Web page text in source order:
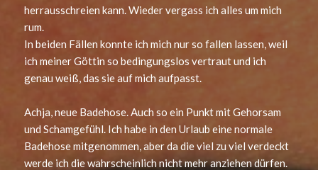
herrausschreien kann. Wieder vergass ich alles um mich
rum.
In beiden Fällen konnte ich mich nur so fallen lassen, weil
ich meiner Göttin so bedingungslos vertraut und ich
genau weiß, das sie auf mich aufpasst.
Achja, neue Badehose. Auch so ein Punkt mit Gehorsam
und Schamgefühl. Ich habe in den Urlaub eine normale
Badehose mitgenommen, aber da die viel zu viel verdeckt
werde ich die wahrscheinlich nicht mehr anziehen dürfen.